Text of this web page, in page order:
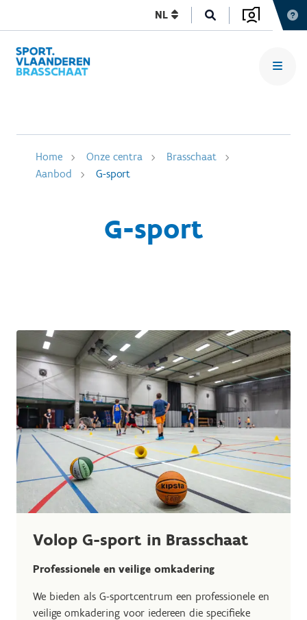
NL
Home Onze centra
Brasschaat
Aanbod
G-sport
G-sport
Volop G-sport in Brasschaat
Professionele en veilige omkadering
We bieden als G-sportcentrum een professionele en
veilige omkadering voor iedereen die specifieke